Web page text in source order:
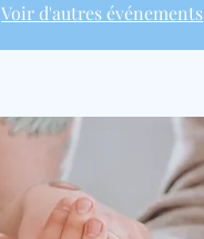
Voir d'autres événements